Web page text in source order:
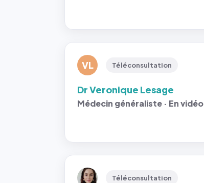
VL Téléconsultation
Dr Veronique Lesage
Médecin généraliste · En vidéo
Téléconsultation